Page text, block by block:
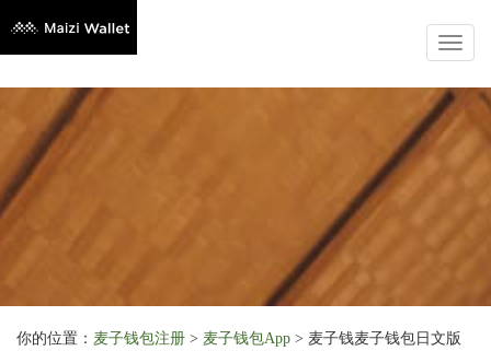
Toggle
你的位置： 麦子钱包注册 > 麦子钱包App > 麦子钱麦子钱包日文版